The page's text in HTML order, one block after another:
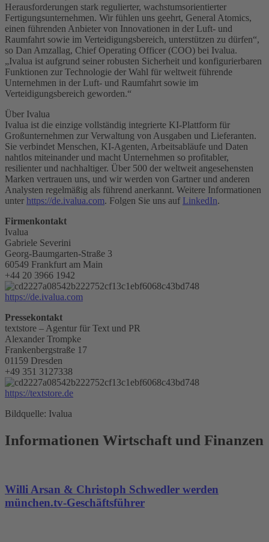
Herausforderungen stark regulierter, wachstumsorientierter
Fertigungsunternehmen. Wir fühlen uns geehrt, General Atomics,
einen führenden Anbieter von Innovationen in der Luft- und
Raumfahrt sowie im Verteidigungsbereich, unterstützen zu dürfen“,
so Dan Amzallag, Chief Operating Officer (COO) bei Ivalua.
„Ivalua ist aufgrund seiner robusten Sicherheit und konfigurierbaren
Funktionen zur Technologie der Wahl für weltweit führende
Unternehmen in der Luft- und Raumfahrt sowie im
Verteidigungsbereich geworden.“
Über Ivalua
Ivalua ist die einzige vollständig integrierte KI-Plattform für
Großunternehmen zur Verwaltung von Ausgaben und Lieferanten.
Sie verbindet Menschen, KI-Agenten, Arbeitsabläufe und Daten
nahtlos miteinander und macht Unternehmen so profitabler,
resilienter und nachhaltiger. Über 500 der weltweit angesehensten
Marken vertrauen uns, und wir werden von Gartner und anderen
Analysten regelmäßig als führend anerkannt. Weitere Informationen
unter https://de.ivalua.com. Folgen Sie uns auf LinkedIn.
Firmenkontakt
Ivalua
Gabriele Severini
Georg-Baumgarten-Straße 3
60549 Frankfurt am Main
+44 20 3966 1942
https://de.ivalua.com
Pressekontakt
textstore – Agentur für Text und PR
Alexander Trompke
Frankenbergstraße 17
01159 Dresden
+49 351 3127338
https://textstore.de
Bildquelle: Ivalua
Informationen Wirtschaft und Finanzen
Willi Arsan & Christoph Schwedler werden
münchen.tv-Geschäftsführer